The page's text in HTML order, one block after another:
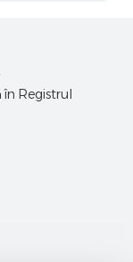
în Registrul